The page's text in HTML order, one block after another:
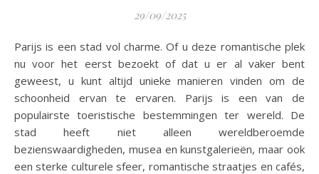
29/09/2025
Parijs is een stad vol charme. Of u deze romantische plek
nu voor het eerst bezoekt of dat u er al vaker bent
geweest, u kunt altijd unieke manieren vinden om de
schoonheid ervan te ervaren. Parijs is een van de
populairste toeristische bestemmingen ter wereld. De
stad heeft niet alleen wereldberoemde
bezienswaardigheden, musea en kunstgalerieën, maar ook
een sterke culturele sfeer, romantische straatjes en cafés,